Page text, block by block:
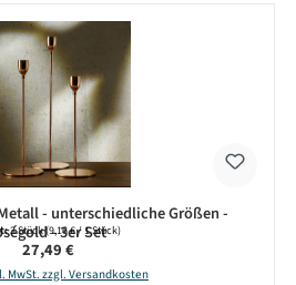
- unterschiedliche Größen -
- 3er Set
3 Stück(9,16 € / 1 Stück)
Regulärer Preis:
27,49 €
MwSt. zzgl. Versandkosten